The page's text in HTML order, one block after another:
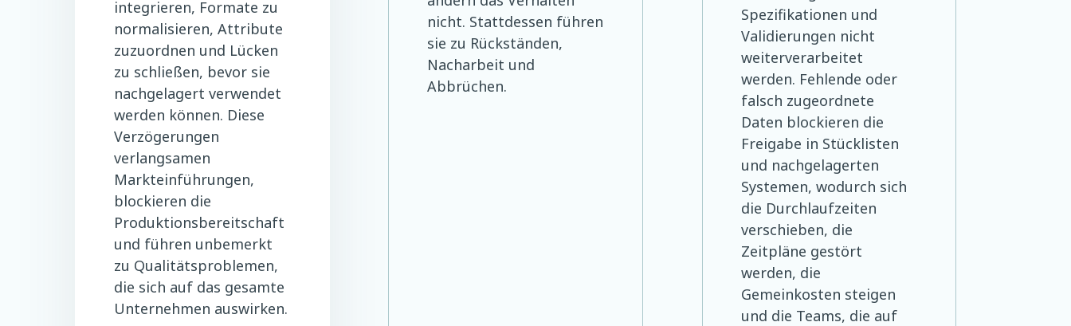
integrieren, Formate zu
normalisieren, Attribute
zuzuordnen und Lücken
zu schließen, bevor sie
nachgelagert verwendet
werden können. Diese
Verzögerungen
verlangsamen
Markteinführungen,
blockieren die
Produktionsbereitschaft
und führen unbemerkt
zu Qualitätsproblemen,
die sich auf das gesamte
Unternehmen auswirken.
nicht. Stattdessen führen
sie zu Rückständen,
Nacharbeit und
Abbrüchen.
Spezifikationen und
Validierungen nicht
weiterverarbeitet
werden. Fehlende oder
falsch zugeordnete
Daten blockieren die
Freigabe in Stücklisten
und nachgelagerten
Systemen, wodurch sich
die Durchlaufzeiten
verschieben, die
Zeitpläne gestört
werden, die
Gemeinkosten steigen
und die Teams, die auf